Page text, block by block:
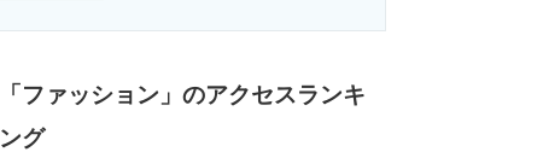
「ファッション」のアクセスランキ
ング